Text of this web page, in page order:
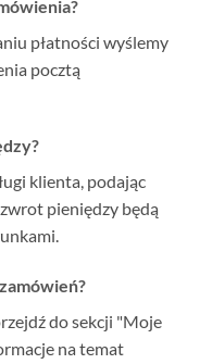
płatności wyślemy
pocztą
klienta, podając
pieniędzy będą
do sekcji "Moje
na temat